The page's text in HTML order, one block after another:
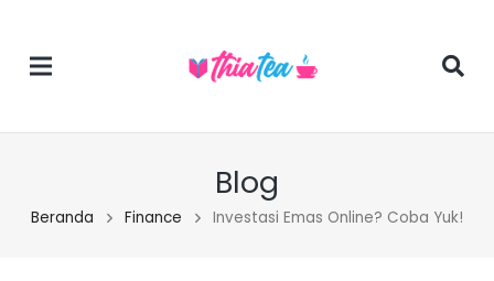
Blog
Beranda Finance Investasi Emas Online? Coba Yuk!